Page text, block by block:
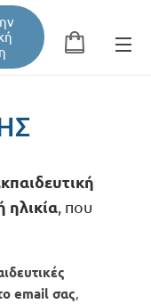
ηλικία, που
email σας,